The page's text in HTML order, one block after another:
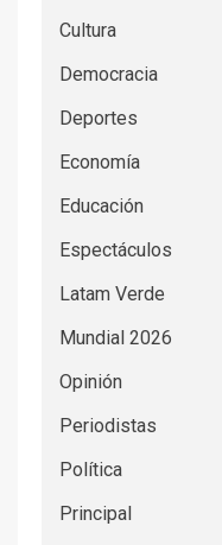
Cultura
Democracia
Deportes
Economía
Educación
Espectáculos
Latam Verde
Mundial 2026
Opinión
Periodistas
Política
Principal